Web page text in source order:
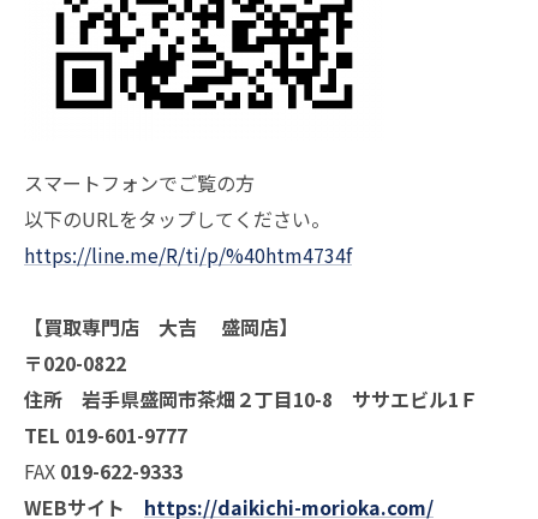
スマートフォンでご覧の方
以下のURLをタップしてください。
https://line.me/R/ti/p/%40htm4734f
【買取専門店 大吉 盛岡店】
〒020-0822
住所 岩手県盛岡市茶畑２丁目10-8 ササエビル1Ｆ
TEL 019-601-9777
FAX 019-622-9333
WEBサイト https://daikichi-morioka.com/